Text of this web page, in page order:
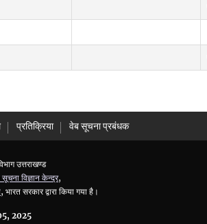
प्रतिक्रिया वेब सूचना प्रबंधक
उत्तराखण्ड
सूचना विज्ञान केन्द्र,
, भारत सरकार द्वारा किया गया है।
05, 2025